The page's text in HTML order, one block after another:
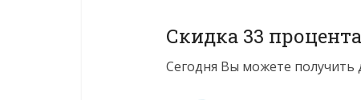
Скидка 33 процента
Сегодня Вы можете получить